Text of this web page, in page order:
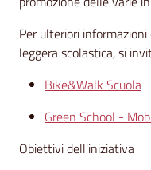
Per ulteriori
leggera scolastica, si
Bike&Walk Scuola
Green School -
Obiettivi dell'iniziativa